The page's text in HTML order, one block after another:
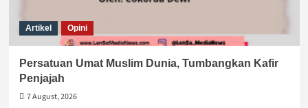
Artikel Opini
Persatuan Umat Muslim Dunia, Tumbangkan Kafir
Penjajah
7 August, 2026